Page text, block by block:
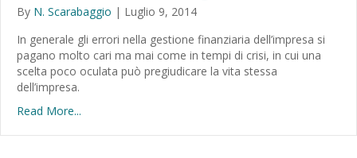
By N. Scarabaggio | Luglio 9, 2014
In generale gli errori nella gestione finanziaria dell’impresa si
pagano molto cari ma mai come in tempi di crisi, in cui una
scelta poco oculata può pregiudicare la vita stessa
dell’impresa.
Read More...